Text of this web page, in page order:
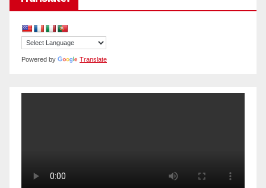
Powered by Translate